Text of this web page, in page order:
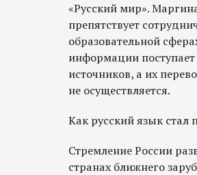
«Русский мир».
препятствует
образовательной
информации
источников, а их
не осуществляется.
Как русский язык стал
Стремление России
странах ближнего